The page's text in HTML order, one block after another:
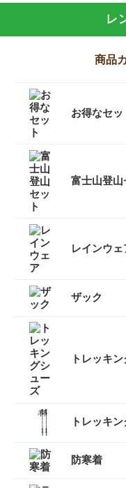
レ
商品
お得なセッ
富士山登山向けセット
キャンプセット
登山セット
フェスセット
スノースポーツセット
スノーギアセット
屋久島向けセット
ツーリングセット
レジャーセット
すべて
富士山登山
富士山登山セット一覧
富士山登山のおすす
富士山登山初心者お
富士山登山の服装・
富士山登山の装備・
富士山登山経験者の
富士山登山体験レポ
富士山登山利用者か
レインウェ
レディースレインウ
メンズレインウェア
キッズレインウェア
ポンチョ
アンブレラ（傘）
すべて ザック
50L以上ザック
50L未満ザック（レデ
50L未満ザック（メン
キッズ用ザック
ベビーキャリア
ザックカバー
バックカントリーザ
トラベルバッグ
すべて
トレッキ
レディーストレッキ
メンズトレッキング
キッズトレッキング
沢靴
スノーブーツ（雪山
トレッキングソック
すべて トレッキ
３つ折りタイプ
レバーロックタイプ
ツイストロックタイプ
すべて 防寒着